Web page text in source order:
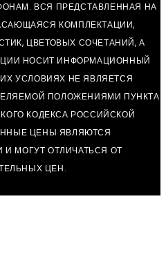
ВСЯ ПРЕДСТАВЛЕННАЯ НА
КОМПЛЕКТАЦИИ,
ЦВЕТОВЫХ СОЧЕТАНИЙ, А
НОСИТ ИНФОРМАЦИОННЫЙ
УСЛОВИЯХ НЕ ЯВЛЯЕТСЯ
ПОЛОЖЕНИЯМИ ПУНКТА
КОДЕКСА РОССИЙСКОЙ
ЦЕНЫ ЯВЛЯЮТСЯ
МОГУТ ОТЛИЧАТЬСЯ ОТ
ЦЕН.